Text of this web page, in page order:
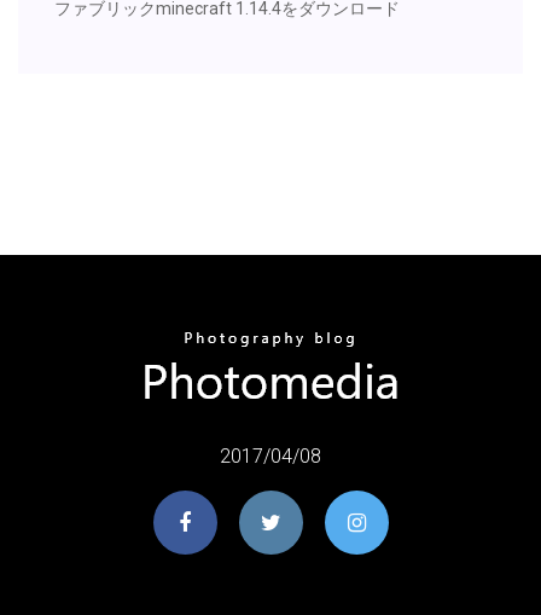
ファブリックminecraft 1.14.4をダウンロード
2017/04/08